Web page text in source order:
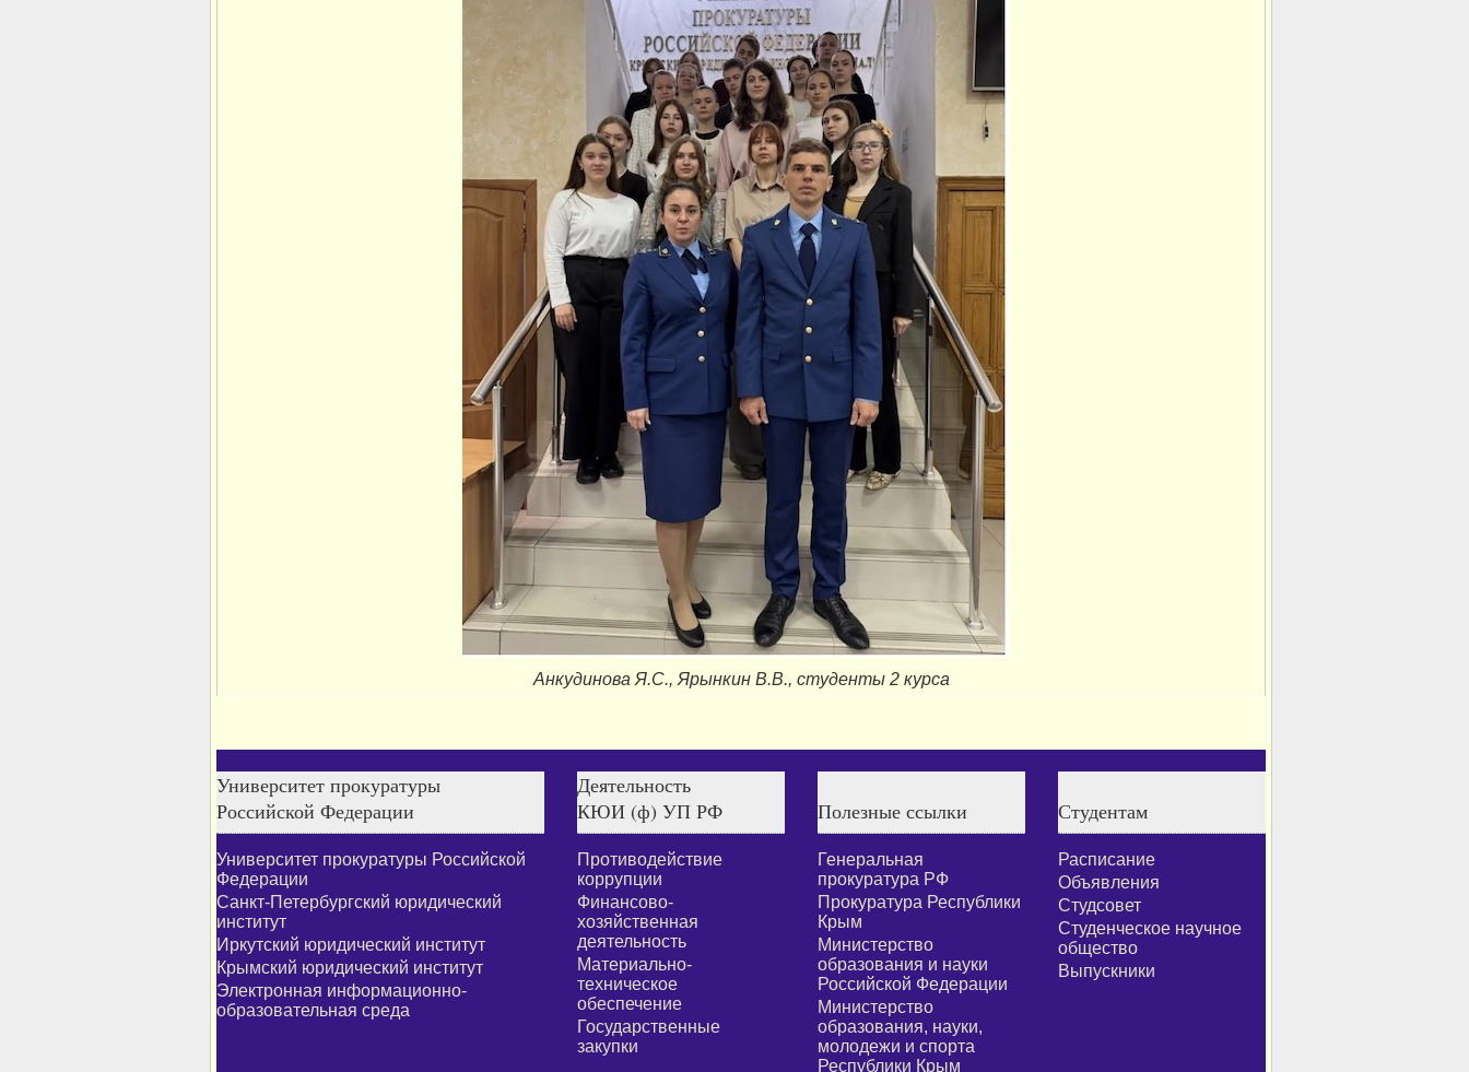
Анкудинова Я.С., Ярынкин В.В., студенты 2 курса
Университет прокуратуры
Российской Федерации
Университет прокуратуры Российской
Федерации
Санкт-Петербургский юридический
институт
Иркутский юридический институт
Крымский юридический институт
Электронная информационно-
образовательная среда
Студентам
Расписание
Объявления
Студсовет
Студенческое научное
общество
Выпускники
Полезные ссылки
Генеральная
прокуратура РФ
Прокуратура Республики
Крым
Министерство
образования и науки
Российской Федерации
Министерство
образования, науки,
молодежи и спорта
Республики Крым
Деятельность
КЮИ (ф) УП РФ
Противодействие
коррупции
Финансово-
хозяйственная
деятельность
Материально-
техническое
обеспечение
Государственные
закупки